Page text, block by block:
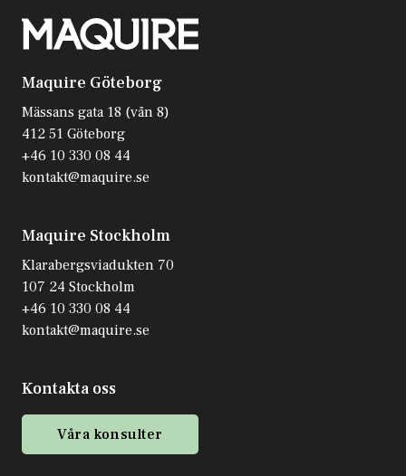
Maquire Göteborg
Mässans gata 18 (vån 8)
412 51 Göteborg
+46 10 330 08 44
kontakt@maquire.se
Maquire Stockholm
Klarabergsviadukten 70
107 24 Stockholm
+46 10 330 08 44
kontakt@maquire.se
Kontakta oss
Våra konsulter